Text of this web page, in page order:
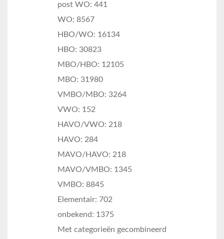
post WO: 441
WO: 8567
HBO/WO: 16134
HBO: 30823
MBO/HBO: 12105
MBO: 31980
VMBO/MBO: 3264
VWO: 152
HAVO/VWO: 218
HAVO: 284
MAVO/HAVO: 218
MAVO/VMBO: 1345
VMBO: 8845
Elementair: 702
onbekend: 1375
Met categorieën gecombineerd